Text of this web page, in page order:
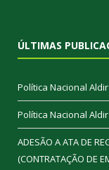
ÚLTIMAS
Política Nacional
Política Nacional Aldir
ADESÃO A ATA DE
(CONTRATAÇÃO DE